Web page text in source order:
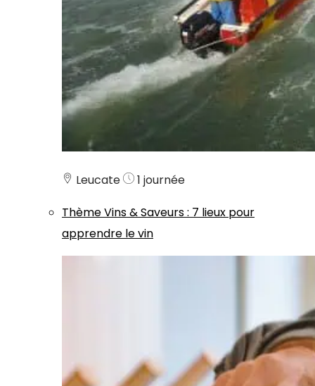
Leucate
1 journée
ThèmeVins & Saveurs: 7 lieux pour
apprendre le vin